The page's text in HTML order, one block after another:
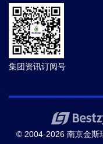
集团资讯订阅号
© 2004-2026 南京金斯